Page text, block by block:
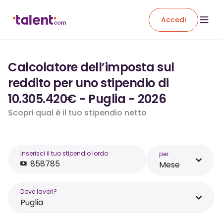
Accedi
Calcolatore dell’imposta sul
reddito per uno stipendio di
10.305.420€ - Puglia - 2026
Scopri qual è il tuo stipendio netto
Inserisci il tuo stipendio lordo per
Mese
Dove lavori?
Puglia